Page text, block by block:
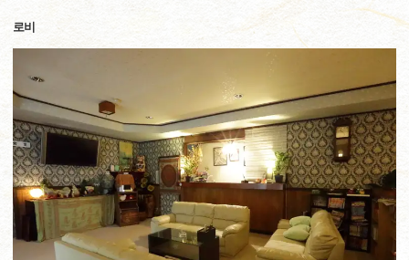
로비